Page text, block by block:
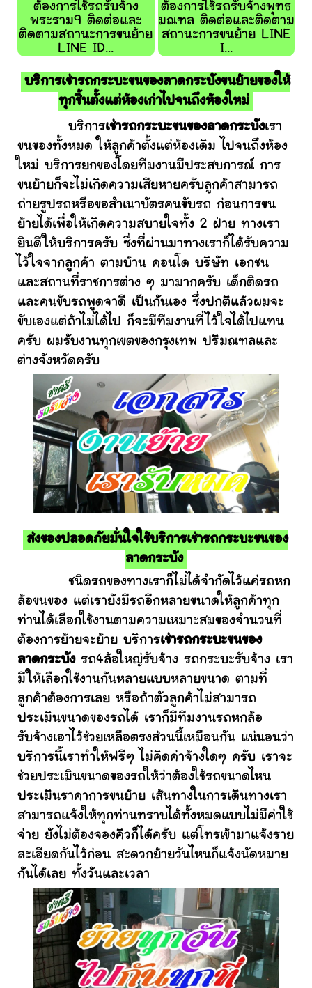
ต้องการใช้รถรับจ้าง
พระราม9 ติดต่อและ
ติดตามสถานะการขนย้าย
LINE ID...
ต้องการใช้รถรับจ้างพุทธ
มณฑล ติดต่อและติดตาม
สถานะการขนย้าย LINE
I...
บริการเช่ารถกระบะขนของลาดกระบังขนย้ายของให้
ทุกชิ้นตั้งแต่ห้องเก่าไปจนถึงห้องใหม่
บริการเช่ารถกระบะขนของลาดกระบังเรา
ขนของทั้งหมด ให้ลูกค้าตั้งแต่ห้องเดิม ไปจนถึงห้อง
ใหม่ บริการยกของโดยทีมงานมีประสบการณ์ การ
ขนย้ายก็จะไม่เกิดความเสียหายครับลูกค้าสามารถ
ถ่ายรูปรถหรือขอสำเนาบัตรคนขับรถ ก่อนการขน
ย้ายได้เพื่อให้เกิดความสบายใจทั้ง 2 ฝ่าย ทางเรา
ยินดีให้บริการครับ ซึ่งที่ผ่านมาทางเราก็ได้รับความ
ไว้ใจจากลูกค้า ตามบ้าน คอนโด บริษัท เอกชน
และสถานที่ราชการต่าง ๆ มามากครับ เด็กติดรถ
และคนขับรถพูดจาดี เป็นกันเอง ซึ่งปกติแล้วผมจะ
ขับเองแต่ถ้าไม่ได้ไป ก็จะมีทีมงานที่ไว้ใจได้ไปแทน
ครับ ผมรับงานทุกเขตของกรุงเทพ ปริมณฑลและ
ต่างจังหวัดครับ
ส่งของปลอดภัยมั่นใจใช้บริการเช่ารถกระบะขนของ
ลาดกระบัง
ชนิดรถของทางเราก็ไม่ได้จำกัดไว้แค่รถหก
ล้อขนของ แต่เรายังมีรถอีกหลายขนาดให้ลูกค้าทุก
ท่านได้เลือกใช้งานตามความเหมาะสมของจำนวนที่
ต้องการย้ายจะย้าย บริการเช่ารถกระบะขนของ
ลาดกระบังรถ4ล้อใหญ่รับจ้าง รถกระบะรับจ้าง เรา
มีให้เลือกใช้งานกันหลายแบบหลายขนาด ตามที่
ลูกค้าต้องการเลย หรือถ้าตัวลูกค้าไม่สามารถ
ประเมินขนาดของรถได้ เราก็มีทีมงานรถหกล้อ
รับจ้างเอาไว้ช่วยเหลือตรงส่วนนี้เหมือนกัน แน่นอนว่า
บริการนี้เราทำให้ฟรีๆ ไม่คิดค่าจ้างใดๆ ครับ เราจะ
ช่วยประเมินขนาดของรถให้ว่าต้องใช้รถขนาดไหน
ประเมินราคาการขนย้าย เส้นทางในการเดินทางเรา
สามารถแจ้งให้ทุกท่านทราบได้ทั้งหมดแบบไม่มีค่าใช้
จ่าย ยังไม่ต้องจองคิวก็ได้ครับ แต่โทรเข้ามาแจ้งราย
ละเอียดกันไว้ก่อน สะดวกย้ายวันไหนก็แจ้งนัดหมาย
กันได้เลย ทั้งวันและเวลา